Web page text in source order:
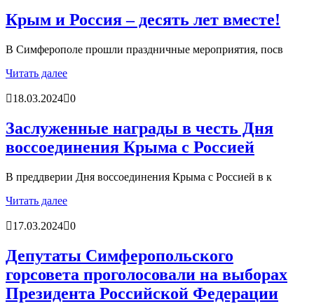
Крым и Россия – десять лет вместе!
В Симферополе прошли праздничные мероприятия, посв
Читать далее
18.03.2024 0
Заслуженные награды в честь Дня
воссоединения Крыма с Россией
В преддверии Дня воссоединения Крыма с Россией в к
Читать далее
17.03.2024 0
Депутаты Симферопольского
горсовета проголосовали на выборах
Президента Российской Федерации